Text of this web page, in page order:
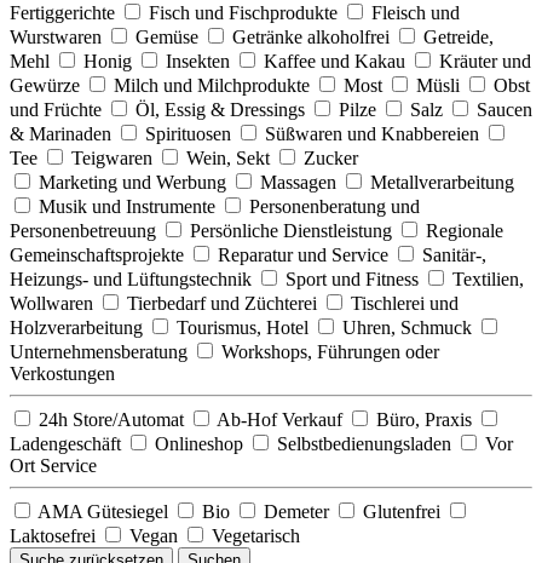
Fertiggerichte
Fisch und Fischprodukte
Fleisch und
Wurstwaren
Gemüse Getränke alkoholfrei
Getreide,
Mehl
Honig Insekten Kaffee und Kakau
Kräuter und
Gewürze
Milch und Milchprodukte Most Müsli
Obst
und Früchte
Öl, Essig & Dressings Pilze Salz
Saucen
& Marinaden
Spirituosen
Süßwaren und Knabbereien
Tee
Teigwaren Wein, Sekt
Zucker
Marketing und Werbung
Massagen
Metallverarbeitung
Musik und Instrumente
Personenberatung und
Personenbetreuung
Persönliche Dienstleistung
Regionale
Gemeinschaftsprojekte
Reparatur und Service
Sanitär-,
Heizungs- und Lüftungstechnik
Sport und Fitness
Textilien,
Wollwaren
Tierbedarf und Züchterei
Tischlerei und
Holzverarbeitung
Tourismus, Hotel
Uhren, Schmuck
Unternehmensberatung
Workshops, Führungen oder
Verkostungen
24h Store/Automat Ab-Hof Verkauf
Büro, Praxis
Ladengeschäft
Onlineshop Selbstbedienungsladen
Vor
Ort Service
AMA Gütesiegel Bio Demeter
Glutenfrei
Laktosefrei
Vegan Vegetarisch